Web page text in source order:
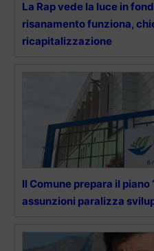
La Rap vede la luce in
risanamento funziona,
ricapitalizzazione
Il Comune prepara il piano
assunzioni paralizza